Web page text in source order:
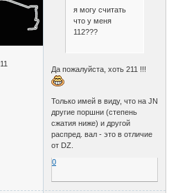
я могу считать
что у меня
112???
Да пожалуйста, хоть 211 !!!
Только имей в виду, что на JN
другие поршни (степень
сжатия ниже) и другой
распред. вал - это в отличие
от DZ.
0